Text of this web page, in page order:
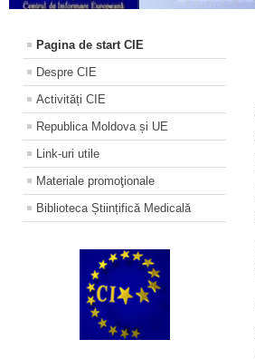
Pagina de start CIE
Despre CIE
Activități CIE
Republica Moldova și UE
Link-uri utile
Materiale promoţionale
Biblioteca Științifică Medicală